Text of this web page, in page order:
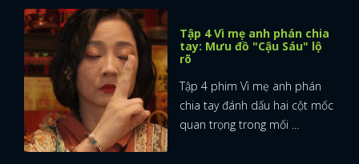
Tập 4 Vì mẹ anh phán chia
tay: Mưu đồ "Cậu Sáu" lộ
rõ
Tập 4 phim Vì mẹ anh phán
chia tay đánh dấu hai cột mốc
quan trọng trong mối ...